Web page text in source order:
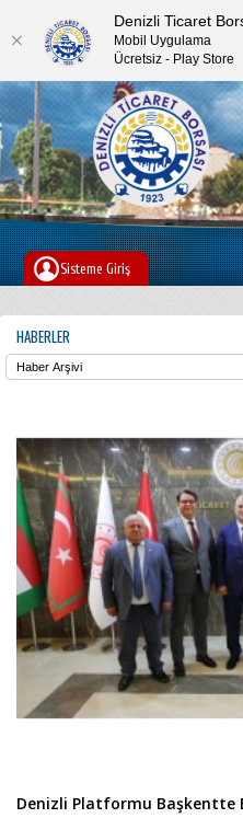
Sisteme Giriş
HABERLER
Denizli Platformu Başkentte
Denizli Ticaret
Mobil Uygulama
Ücretsiz - Play Store